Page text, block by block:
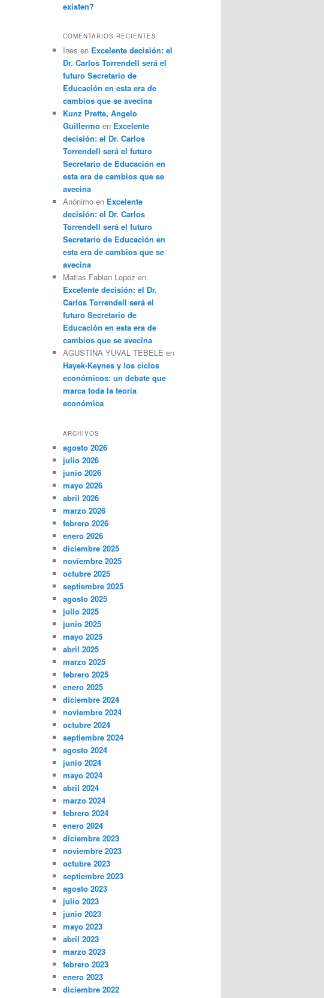
existen?
COMENTARIOS RECIENTES
Ines en Excelente decisión: el
Dr. Carlos Torrendell será el
futuro Secretario de
Educación en esta era de
cambios que se avecina
Kunz Prette, Angelo
Guillermo en Excelente
decisión: el Dr. Carlos
Torrendell será el futuro
Secretario de Educación en
esta era de cambios que se
avecina
Anónimo en Excelente
decisión: el Dr. Carlos
Torrendell será el futuro
Secretario de Educación en
esta era de cambios que se
avecina
Matias Fabian Lopez en
Excelente decisión: el Dr.
Carlos Torrendell será el
futuro Secretario de
Educación en esta era de
cambios que se avecina
AGUSTINA YUVAL TEBELE en
Hayek-Keynes y los ciclos
económicos: un debate que
marca toda la teoría
económica
ARCHIVOS
agosto 2026
julio 2026
junio 2026
mayo 2026
abril 2026
marzo 2026
febrero 2026
enero 2026
diciembre 2025
noviembre 2025
octubre 2025
septiembre 2025
agosto 2025
julio 2025
junio 2025
mayo 2025
abril 2025
marzo 2025
febrero 2025
enero 2025
diciembre 2024
noviembre 2024
octubre 2024
septiembre 2024
agosto 2024
junio 2024
mayo 2024
abril 2024
marzo 2024
febrero 2024
enero 2024
diciembre 2023
noviembre 2023
octubre 2023
septiembre 2023
agosto 2023
julio 2023
junio 2023
mayo 2023
abril 2023
marzo 2023
febrero 2023
enero 2023
diciembre 2022